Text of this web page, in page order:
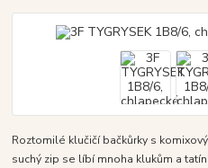
Roztomilé klučičí bačkůrky s
suchý zip se líbí mnoha klukům a